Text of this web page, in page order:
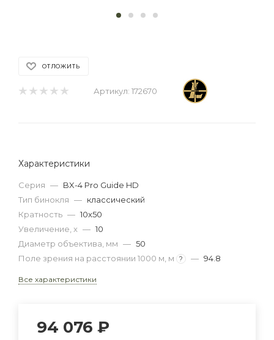
ОТЛОЖИТЬ
Артикул: 172670
Характеристики
Серия — BX-4 Pro Guide HD
Тип бинокля — классический
Кратность — 10x50
Увеличение, x — 10
Диаметр объектива, мм — 50
Поле зрения на расстоянии 1000 м, м
? — 94.8
Все характеристики
94 076 ₽